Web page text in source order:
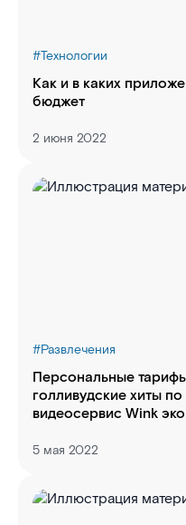
#Технологии
Как и в каких
бюджет
2 июня 2022
#Развлечения
Персональные
голливудские хиты
видеосервис Wink
5 мая 2022